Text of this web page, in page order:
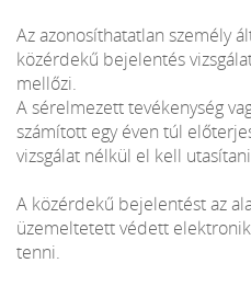
Az azonosíthatatlan személy
közérdekű bejelentés
mellőzi.
A sérelmezett tevékenység
számított egy éven túl
vizsgálat nélkül el kell
A közérdekű bejelentést az
üzemeltetett védett
tenni.